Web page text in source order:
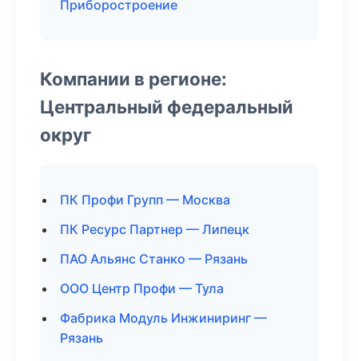
Приборостроение
Компании в регионе:
Центральный федеральный
округ
ПК Профи Групп — Москва
ПК Ресурс Партнер — Липецк
ПАО Альянс Станко — Рязань
ООО Центр Профи — Тула
Фабрика Модуль Инжиниринг —
Рязань